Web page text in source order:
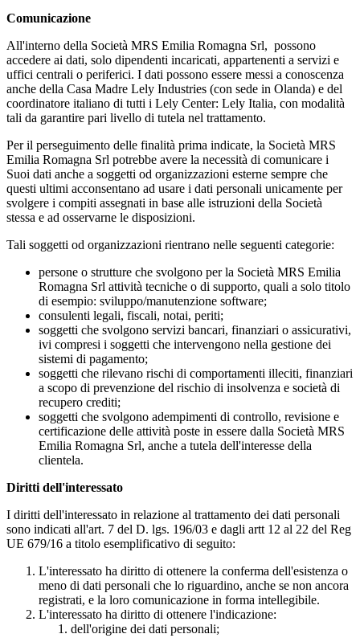
Comunicazione
All'interno della Società MRS Emilia Romagna Srl, possono
accedere ai dati, solo dipendenti incaricati, appartenenti a servizi e
uffici centrali o periferici. I dati possono essere messi a conoscenza
anche della Casa Madre Lely Industries (con sede in Olanda) e del
coordinatore italiano di tutti i Lely Center: Lely Italia, con modalità
tali da garantire pari livello di tutela nel trattamento.
Per il perseguimento delle finalità prima indicate, la Società MRS
Emilia Romagna Srl potrebbe avere la necessità di comunicare i
Suoi dati anche a soggetti od organizzazioni esterne sempre che
questi ultimi acconsentano ad usare i dati personali unicamente per
svolgere i compiti assegnati in base alle istruzioni della Società
stessa e ad osservarne le disposizioni.
Tali soggetti od organizzazioni rientrano nelle seguenti categorie:
persone o strutture che svolgono per la Società MRS Emilia
Romagna Srl attività tecniche o di supporto, quali a solo titolo
di esempio: sviluppo/manutenzione software;
consulenti legali, fiscali, notai, periti;
soggetti che svolgono servizi bancari, finanziari o assicurativi,
ivi compresi i soggetti che intervengono nella gestione dei
sistemi di pagamento;
soggetti che rilevano rischi di comportamenti illeciti, finanziari
a scopo di prevenzione del rischio di insolvenza e società di
recupero crediti;
soggetti che svolgono adempimenti di controllo, revisione e
certificazione delle attività poste in essere dalla Società MRS
Emilia Romagna Srl, anche a tutela dell'interesse della
clientela.
Diritti dell'interessato
I diritti dell'interessato in relazione al trattamento dei dati personali
sono indicati all'art. 7 del D. lgs. 196/03 e dagli artt 12 al 22 del Reg
UE 679/16 a titolo esemplificativo di seguito:
L'interessato ha diritto di ottenere la conferma dell'esistenza o
meno di dati personali che lo riguardino, anche se non ancora
registrati, e la loro comunicazione in forma intellegibile.
L'interessato ha diritto di ottenere l'indicazione:
dell'origine dei dati personali;